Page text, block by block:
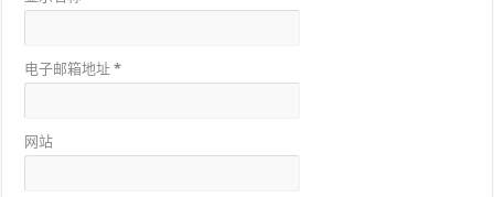
电子邮箱地址*
网站